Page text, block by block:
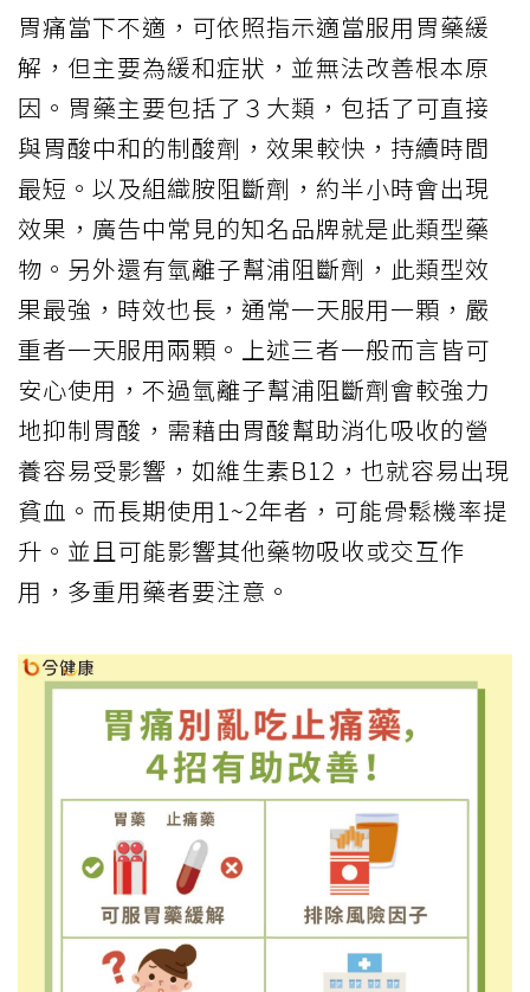
胃痛當下不適，可依照指示適當服用胃藥緩
解，但主要為緩和症狀，並無法改善根本原
因。胃藥主要包括了３大類，包括了可直接
與胃酸中和的制酸劑，效果較快，持續時間
最短。以及組織胺阻斷劑，約半小時會出現
效果，廣告中常見的知名品牌就是此類型藥
物。另外還有氫離子幫浦阻斷劑，此類型效
果最強，時效也長，通常一天服用一顆，嚴
重者一天服用兩顆。上述三者一般而言皆可
安心使用，不過氫離子幫浦阻斷劑會較強力
地抑制胃酸，需藉由胃酸幫助消化吸收的營
養容易受影響，如維生素B12，也就容易出現
貧血。而長期使用1~2年者，可能骨鬆機率提
升。並且可能影響其他藥物吸收或交互作
用，多重用藥者要注意。